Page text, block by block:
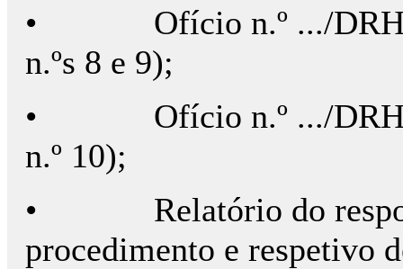
•
Ofício n.º .../
n.ºs 8 e 9);
•
Ofício n.º .../
n.º 10);
•
Relatório do
procedimento e respetivo